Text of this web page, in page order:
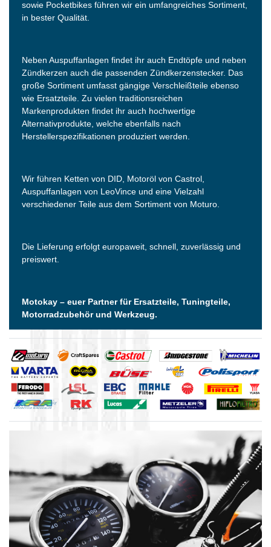
sowie Pocketbikes führen wir ein umfangreiches Sortiment,
in bester Qualität.
Neben Auspuffanlagen findet ihr auch Endtöpfe und neben
Zündkerzen auch die passenden Zündkerzenstecker. Das
große Sortiment umfasst gängige Verschleißteile ebenso
wie Ersatzteile. Zu vielen traditionsreichen
Markenprodukten findet ihr auch hochwertige
Alternativprodukte, welche ebenfalls nach
Herstellerspezifikationen produziert werden.
Wir führen Ketten von DID, Motoröl von Castrol,
Auspuffanlagen von LeoVince und eine Vielzahl
verschiedener Teile aus dem Sortiment von Moturo.
Die Lieferung erfolgt europaweit, schnell, zuverlässig und
preiswert.
Motokay – euer Partner für Ersatzteile, Tuningteile,
Motorradzubehör und Werkzeug.